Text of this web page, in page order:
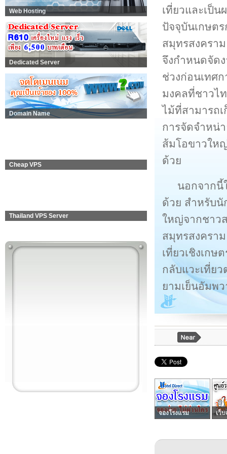
Web Hosting
Dedicated Server
Domain Name
Cheap VPS
Thailand VPS Server
เที่ยวและเป็
ปัจจุบันเกษต
สมุทรสงครา
จึงกำหนดจัด
ช่วงก่อนเทศ
มงคลที่ชาวไ
ไม้ที่สามารถ
การจัดจำหน่
ส้มโอขาวให
ด้วย
นอกจากนี้
ด้วย สำหรับนั
ใหญ่จากชาว
สมุทรสงครา
เที่ยวเชิงเก
กลับแวะเที่ย
ยามเย็นอัมพ
จองโรงแรม เว็บ